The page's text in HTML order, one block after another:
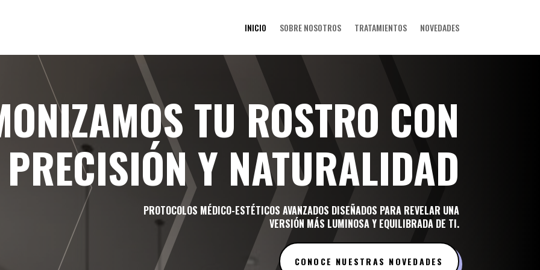
INICIO SOBRE NOSOTROS TRATAMIENTOS NOVEDADES
TU ROSTRO CON
PRECISIÓN Y NATURALIDAD
PROTOCOLOS MÉDICO-ESTÉTICOS AVANZADOS DISEÑADOS PARA REVELAR UNA
VERSIÓN MÁS LUMINOSA Y EQUILIBRADA DE TI.
CONOCE NUESTRAS NOVEDADES